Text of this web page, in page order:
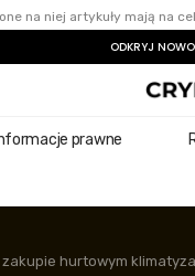
na niej artykuły mają na
ODKRYJ
prawne
hurtowym